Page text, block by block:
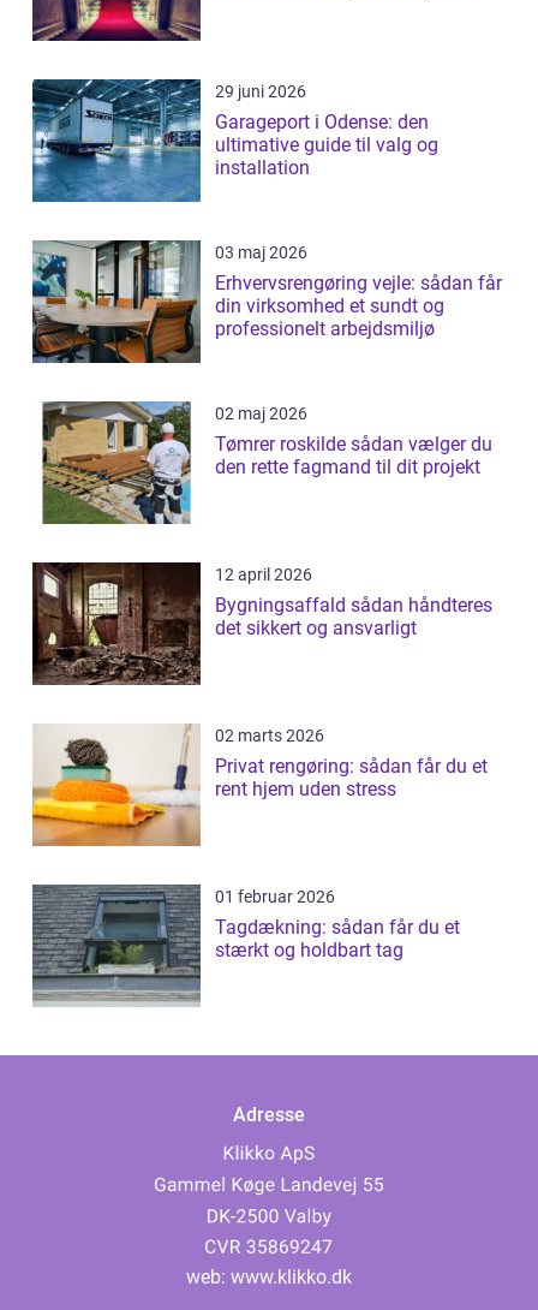
29 juni 2026
Garageport i Odense: den
ultimative guide til valg og
installation
03 maj 2026
Erhvervsrengøring vejle: sådan får
din virksomhed et sundt og
professionelt arbejdsmiljø
02 maj 2026
Tømrer roskilde sådan vælger du
den rette fagmand til dit projekt
12 april 2026
Bygningsaffald sådan håndteres
det sikkert og ansvarligt
02 marts 2026
Privat rengøring: sådan får du et
rent hjem uden stress
01 februar 2026
Tagdækning: sådan får du et
stærkt og holdbart tag
Adresse
web: www.klikko.dk